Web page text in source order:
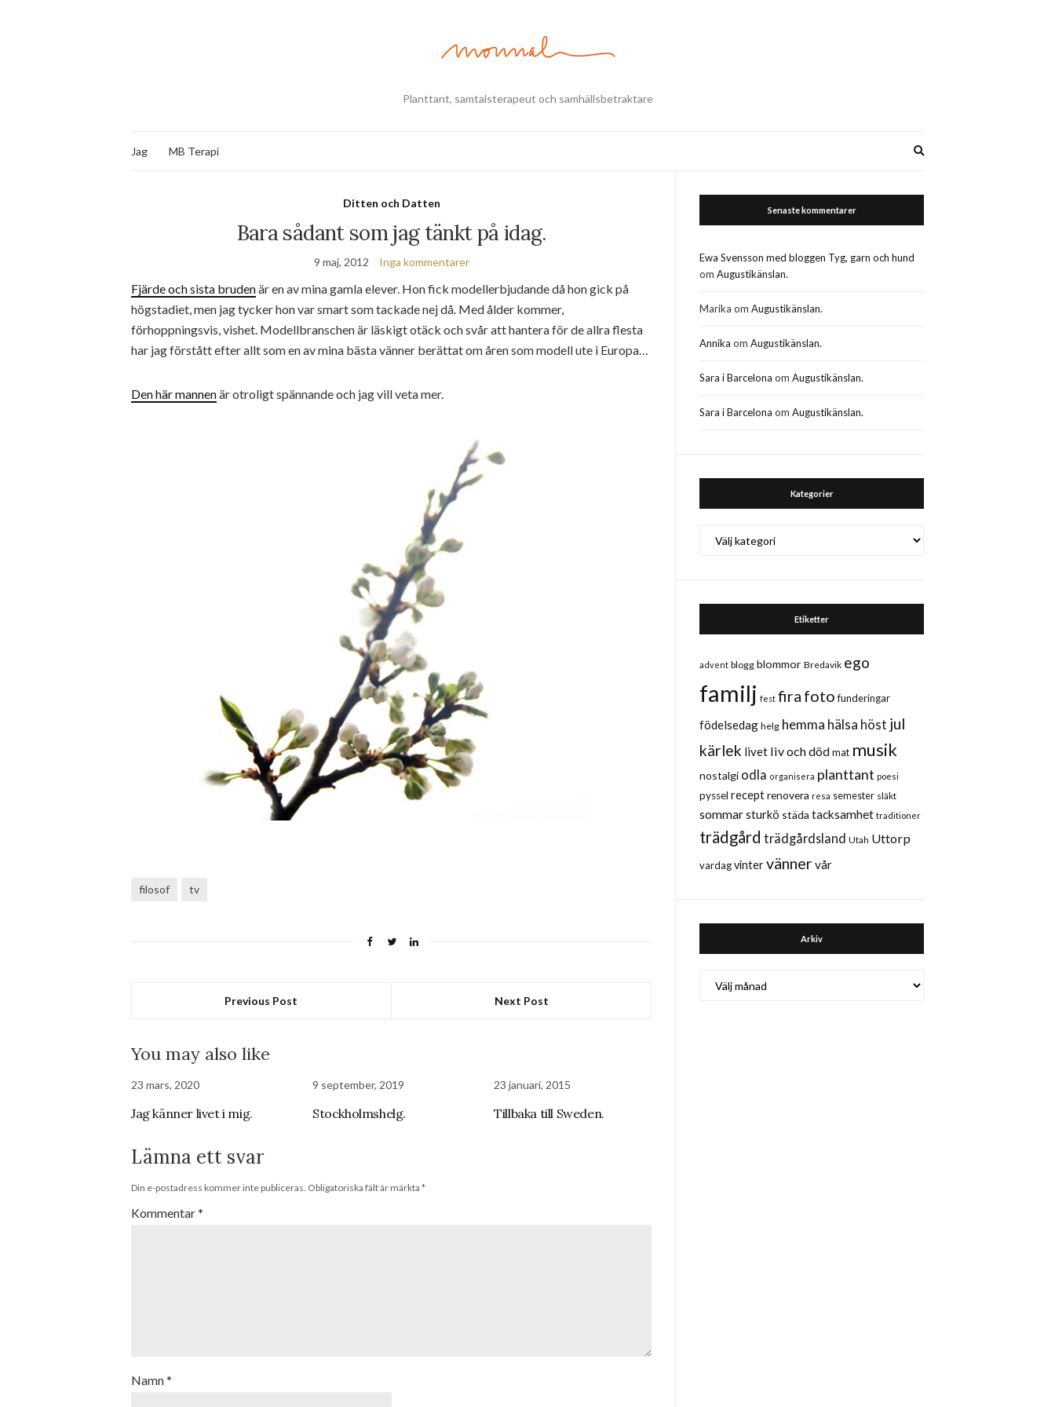
Planttant, samtalsterapeut och samhällsbetraktare
Jag MB Terapi
Ditten och Datten
Bara sådant som jag tänkt på idag.
9 maj, 2012 Inga kommentarer
Fjärde och sista brudenär en av mina gamla elever. Hon fick modellerbjudande då hon gick på
högstadiet, men jag tycker hon var smart som tackade nej då. Med ålder kommer,
förhoppningsvis, vishet. Modellbranschen är läskigt otäck och svår att hantera för de allra flesta
har jag förstått efter allt som en av mina bästa vänner berättat om åren som modell ute i Europa…
Den här mannenär otroligt spännande och jag vill veta mer.
filosof tv
Previous Post Next Post
You may also like
23 mars, 2020
Jag känner livet i mig.
9 september, 2019
Stockholmshelg.
23 januari, 2015
Tillbaka till Sweden.
Lämna ett svar
Din e-postadress kommer inte publiceras. Obligatoriska fält är märkta *
Kommentar*
Namn*
Senaste kommentarer
Ewa Svensson med bloggen Tyg, garn och hund
omAugustikänslan.
Marika omAugustikänslan.
Annika omAugustikänslan.
Sara i Barcelona omAugustikänslan.
Sara i Barcelona omAugustikänslan.
Kategorier
Etiketter
advent blogg blommor Bredavik ego
familj fest fira foto funderingar
födelsedag helg hemma hälsa höst jul
kärlek livet liv och död mat musik
nostalgi odla organisera planttant poesi
pyssel receptrenovera resa semester släkt
sommarsturkö städa tacksamhet traditioner
trädgård trädgårdsland Utah Uttorp
vardag vintervänner vår
Arkiv